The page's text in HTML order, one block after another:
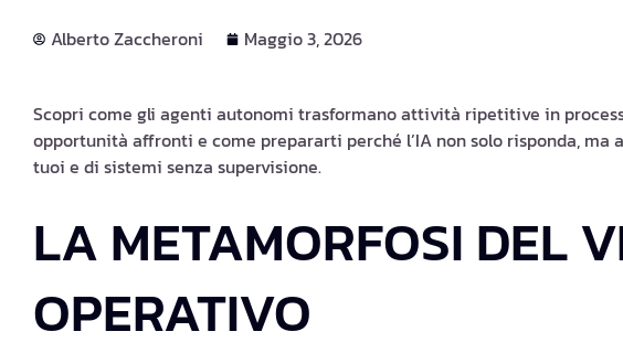
Alberto Zaccheroni Maggio 3, 2026
Scopri come gli agenti autonomi trasformano attività ripetitive in
opportunità affronti e come prepararti perché l’IA non solo risponda,
tuoi e di sistemi senza supervisione.
LA METAMORFOSI DEL
OPERATIVO